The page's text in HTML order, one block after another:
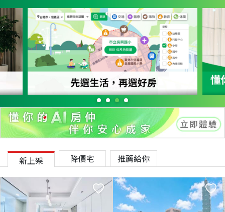
新上架 降價宅 推薦給你